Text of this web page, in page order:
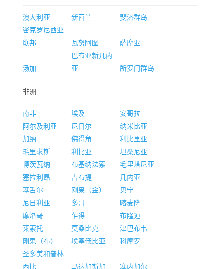
澳大利亚 新西兰
斐济群岛
密克罗尼西亚
联邦
瓦努阿图 萨摩亚
汤加
巴布亚新几内
亚
所罗门群岛
非洲
南非 埃及
安哥拉
阿尔及利亚
尼日尔
纳米比亚
加纳
佛得角
利比里亚
毛里求斯
利比亚
坦桑尼亚
博茨瓦纳
布基纳法索
毛里塔尼亚
塞拉利昂
吉布提
几内亚
塞舌尔
刚果（金）
贝宁
尼日利亚
多哥
喀麦隆
摩洛哥
乍得
布隆迪
莱索托
莫桑比克
津巴布韦
刚果（布）
埃塞俄比亚
科摩罗
圣多美和普林
西比
马达加斯加 塞内加尔